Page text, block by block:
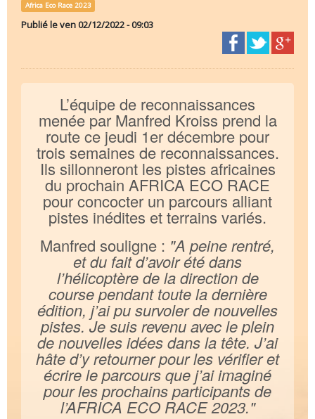
Africa Eco Race 2023
Publié leven 02/12/2022 - 09:03
L’équipe de reconnaissances
menée par Manfred Kroiss prend la
route ce jeudi 1er décembre pour
trois semaines de reconnaissances.
Ils sillonneront les pistes africaines
du prochain AFRICA ECO RACE
pour concocter un parcours alliant
pistes inédites et terrains variés.
Manfred souligne : "A peine rentré,
et du fait d’avoir été dans
l’hélicoptère de la direction de
course pendant toute la dernière
édition, j’ai pu survoler de nouvelles
pistes. Je suis revenu avec le plein
de nouvelles idées dans la tête. J’ai
hâte d’y retourner pour les vérifier et
écrire le parcours que j’ai imaginé
pour les prochains participants de
l’AFRICA ECO RACE 2023."